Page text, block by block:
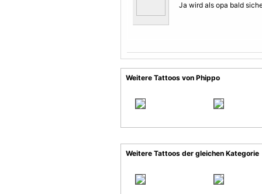
Ja wird als opa bald
Weitere Tattoos von Phippo
Weitere Tattoos der gleichen Kategorie